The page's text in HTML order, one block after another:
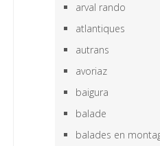
arval rando
atlantiques
autrans
avoriaz
baigura
balade
balades en